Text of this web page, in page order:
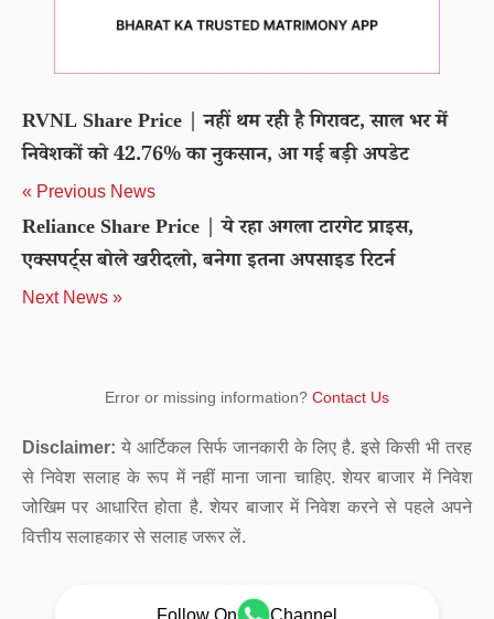
RVNL Share Price | नहीं थम रही है गिरावट, साल भर में
निवेशकों को 42.76% का नुकसान, आ गई बड़ी अपडेट
« Previous News
Reliance Share Price | ये रहा अगला टारगेट प्राइस,
एक्सपर्ट्स बोले खरीदलो, बनेगा इतना अपसाइड रिटर्न
Next News »
Error or missing information? Contact Us
Disclaimer: ये आर्टिकल सिर्फ जानकारी के लिए है. इसे किसी भी तरह
से निवेश सलाह के रूप में नहीं माना जाना चाहिए. शेयर बाजार में निवेश
जोखिम पर आधारित होता है. शेयर बाजार में निवेश करने से पहले अपने
वित्तीय सलाहकार से सलाह जरूर लें.
Follow On Channel